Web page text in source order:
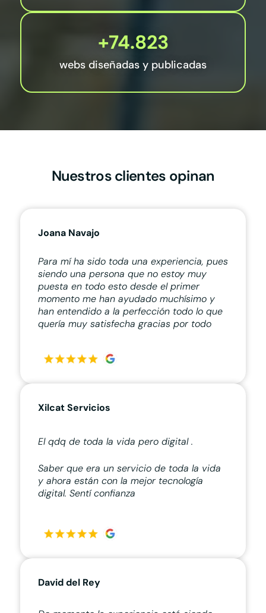
+74.823
webs diseñadas y publicadas
Nuestros clientes opinan
Joana Navajo
Para mí ha sido toda una experiencia, pues
siendo una persona que no estoy muy
puesta en todo esto desde el primer
momento me han ayudado muchísimo y
han entendido a la perfección todo lo que
quería muy satisfecha gracias por todo
Xilcat Servicios
El qdq de toda la vida pero digital .
Saber que era un servicio de toda la vida
y ahora están con la mejor tecnología
digital. Sentí confianza
David del Rey